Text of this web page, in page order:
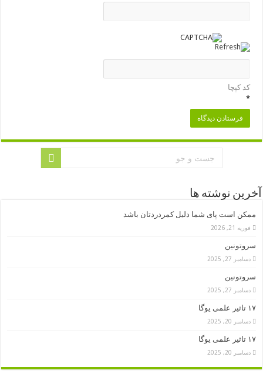
کد کپچا
*
آخرین نوشته ها
ممکن است پای شما دلیل کمردردتان باشد
فوریه 21, 2026
سروتونین
دسامبر 27, 2025
سروتونین
دسامبر 27, 2025
۱۷ تاثیر علمی یوگا
دسامبر 20, 2025
۱۷ تاثیر علمی یوگا
دسامبر 20, 2025